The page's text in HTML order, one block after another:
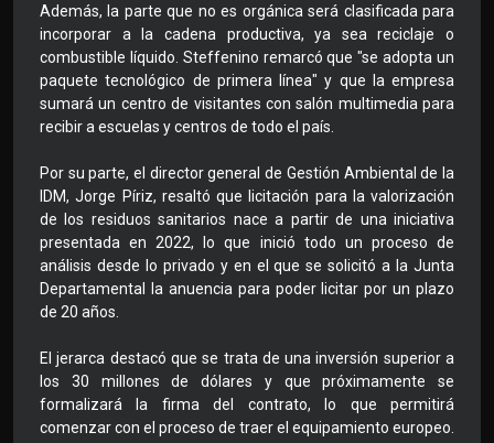
Además, la parte que no es orgánica será clasificada para
incorporar a la cadena productiva, ya sea reciclaje o
combustible líquido. Steffenino remarcó que "se adopta un
paquete tecnológico de primera línea" y que la empresa
sumará un centro de visitantes con salón multimedia para
recibir a escuelas y centros de todo el país.
Por su parte, el director general de Gestión Ambiental de la
IDM, Jorge Píriz, resaltó que licitación para la valorización
de los residuos sanitarios nace a partir de una iniciativa
presentada en 2022, lo que inició todo un proceso de
análisis desde lo privado y en el que se solicitó a la Junta
Departamental la anuencia para poder licitar por un plazo
de 20 años.
El jerarca destacó que se trata de una inversión superior a
los 30 millones de dólares y que próximamente se
formalizará la firma del contrato, lo que permitirá
comenzar con el proceso de traer el equipamiento europeo.